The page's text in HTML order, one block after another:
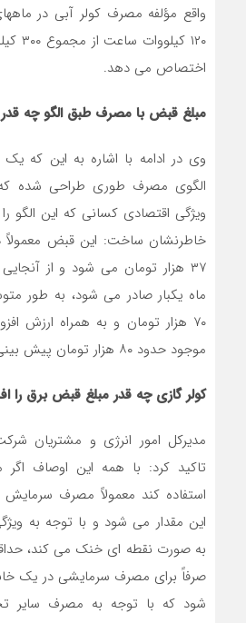
١٢٠
اختصاص می دهد.
مبلغ قبض با مصرف طبق الگو چه
وی در ادامه با اشاره به این که
الگوی مصرف طوری طراحی شده
ویژگی اقتصادی کسانی که این الگو
٣٧ هزار تومان می شود و از
ماه یکبار صادر می شود، به طور
٧٠ هزار تومان و به همراه ارزش
موجود حدود ٨٠ هزار تومان پیش بینی می شود.
کولر گازی چه قدر مبلغ قبض برق را
مدیرکل امور انرژی و مشتریان
تاکید کرد: با همه این اوصاف اگر
این مقدار می شود و با توجه به
صرفاً برای مصرف سرمایشی در یک
شود که با توجه به مصرف سایر